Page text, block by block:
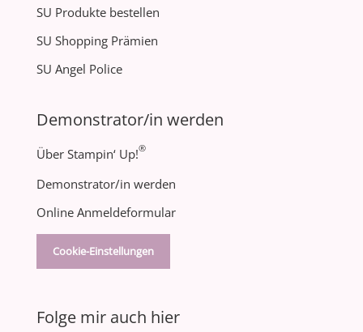
SU Produkte bestellen
SU Shopping Prämien
SU Angel Police
Demonstrator/in werden
Über Stampin‘ Up!®
Demonstrator/in werden
Online Anmeldeformular
Cookie-Einstellungen
Folge mir auch hier